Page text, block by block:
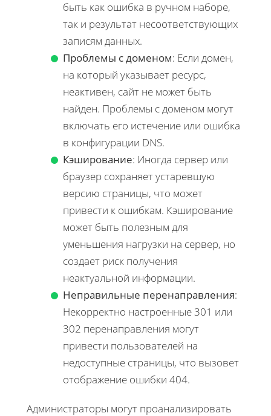
быть как ошибка в ручном наборе,
так и результат несоответствующих
записям данных.
Проблемы с доменом: Если домен,
на который указывает ресурс,
неактивен, сайт не может быть
найден. Проблемы с доменом могут
включать его истечение или ошибка
в конфигурации DNS.
Кэширование: Иногда сервер или
браузер сохраняет устаревшую
версию страницы, что может
привести к ошибкам. Кэширование
может быть полезным для
уменьшения нагрузки на сервер, но
создает риск получения
неактуальной информации.
Неправильные перенаправления:
Некорректно настроенные 301 или
302 перенаправления могут
привести пользователей на
недоступные страницы, что вызовет
отображение ошибки 404.
Администраторы могут проанализировать